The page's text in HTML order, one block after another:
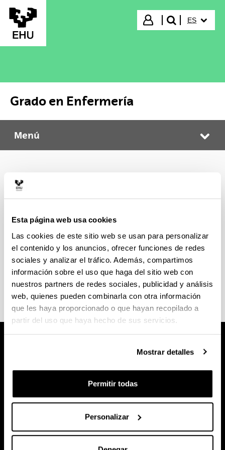
Esta página web usa cookies
Las cookies de este sitio web se usan para personalizar
el contenido y los anuncios, ofrecer funciones de redes
sociales y analizar el tráfico. Además, compartimos
información sobre el uso que haga del sitio web con
nuestros partners de redes sociales, publicidad y análisis
web, quienes pueden combinarla con otra información
que les haya proporcionado o que hayan recopilado a
partir del uso que haya hecho de sus servicios.
Mostrar detalles
Permitir todas
Personalizar
Saltar al contenido principal
Iniciar sesión
buscar"
ES
Grado en Enfermería
Grado en Enfermería
Menú
Plan de estudio
Créditos y asignaturas
Examina el plan de estudios (asignaturas por curso,
contenidos y créditos ECTS) del Grado en